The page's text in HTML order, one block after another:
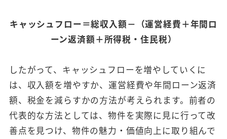
キャッシュフロー＝総収入額－（運営経費＋年間ロ
ーン返済額＋所得税・住民税）
したがって、キャッシュフローを増やしていくに
は、収入額を増やすか、運営経費や年間ローン返済
額、税金を減らすかの方法が考えられます。前者の
代表的な方法としては、物件を実際に見に行って改
善点を見つけ、物件の魅力・価値向上に取り組んで